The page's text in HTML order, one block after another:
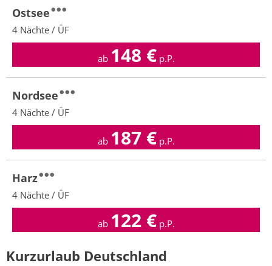
Ostsee
4 Nächte / ÜF
ab 148 € p.P.
Nordsee
4 Nächte / ÜF
ab 187€ p.P.
Harz
4 Nächte / ÜF
ab 122€ p.P.
Kurzurlaub Deutschland